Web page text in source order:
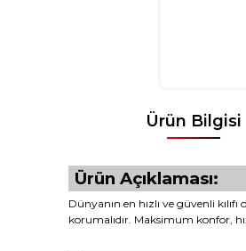
Ürün Bilgisi
Ürün Açıklaması:
Dünyanın en hızlı ve güvenli
korumalıdır. Maksimum konfor,